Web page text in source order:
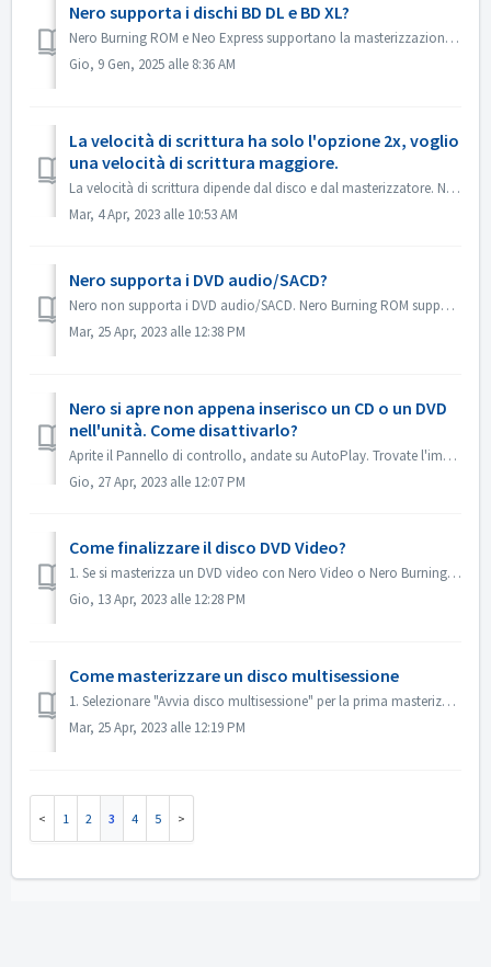
Nero supporta i dischi BD DL e BD XL?
Nero Burning ROM e Neo Express supportano la masterizzazione su dischi BD DL (50 GB) e BD XL (100 GB e 128 G). Nero Video supporta la masterizzazione di dis...
Gio, 9 Gen, 2025 alle 8:36 AM
La velocità di scrittura ha solo l'opzione 2x, voglio
una velocità di scrittura maggiore.
La velocità di scrittura dipende dal disco e dal masterizzatore. Nero Burning ROM rileva automaticamente il masterizzatore e il disco ed elenca la velocità ...
Mar, 4 Apr, 2023 alle 10:53 AM
Nero supporta i DVD audio/SACD?
Nero non supporta i DVD audio/SACD. Nero Burning ROM supporta solo la masterizzazione di CD audio a 44100 hz.
Mar, 25 Apr, 2023 alle 12:38 PM
Nero si apre non appena inserisco un CD o un DVD
nell'unità. Come disattivarlo?
Aprite il Pannello di controllo, andate su AutoPlay. Trovate l'impostazione di ogni DVD o CD. Impostate su 'Chiedimi ogni volta' o 'Non fare...
Gio, 27 Apr, 2023 alle 12:07 PM
Come finalizzare il disco DVD Video?
1. Se si masterizza un DVD video con Nero Video o Nero Burning ROM, il disco verrà finalizzato automaticamente e potrà essere riprodotto sulla maggior parte...
Gio, 13 Apr, 2023 alle 12:28 PM
Come masterizzare un disco multisessione
1. Selezionare "Avvia disco multisessione" per la prima masterizzazione. 2. Inserire nuovamente il disco masterizzato. Selezionare "Con...
Mar, 25 Apr, 2023 alle 12:19 PM
1 2 3 4 5